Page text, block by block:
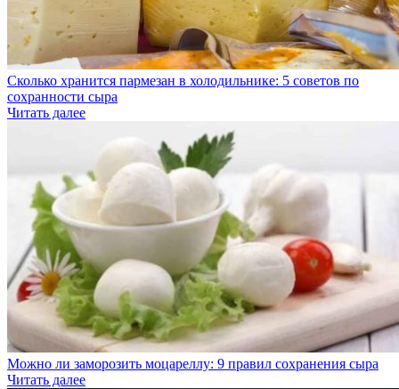
Сколько хранится пармезан в холодильнике: 5 советов по
сохранности сыра
Читать далее
Можно ли заморозить моцареллу: 9 правил сохранения сыра
Читать далее